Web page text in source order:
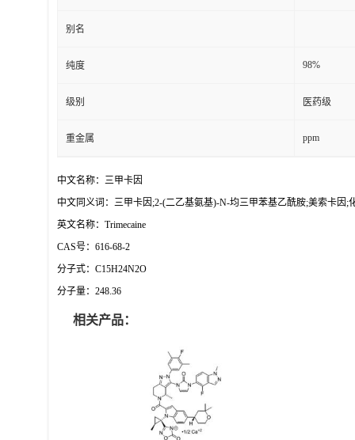
别名
纯度 98%
级别 医药级
重金属 ppm
中文名称：三甲卡因
中文同义词：三甲卡因;2-(二乙基氨基)-N-均三甲苯基乙酰胺;美索卡因;
英文名称：Trimecaine
CAS号：616-68-2
分子式：C15H24N2O
分子量：248.36
相关产品：